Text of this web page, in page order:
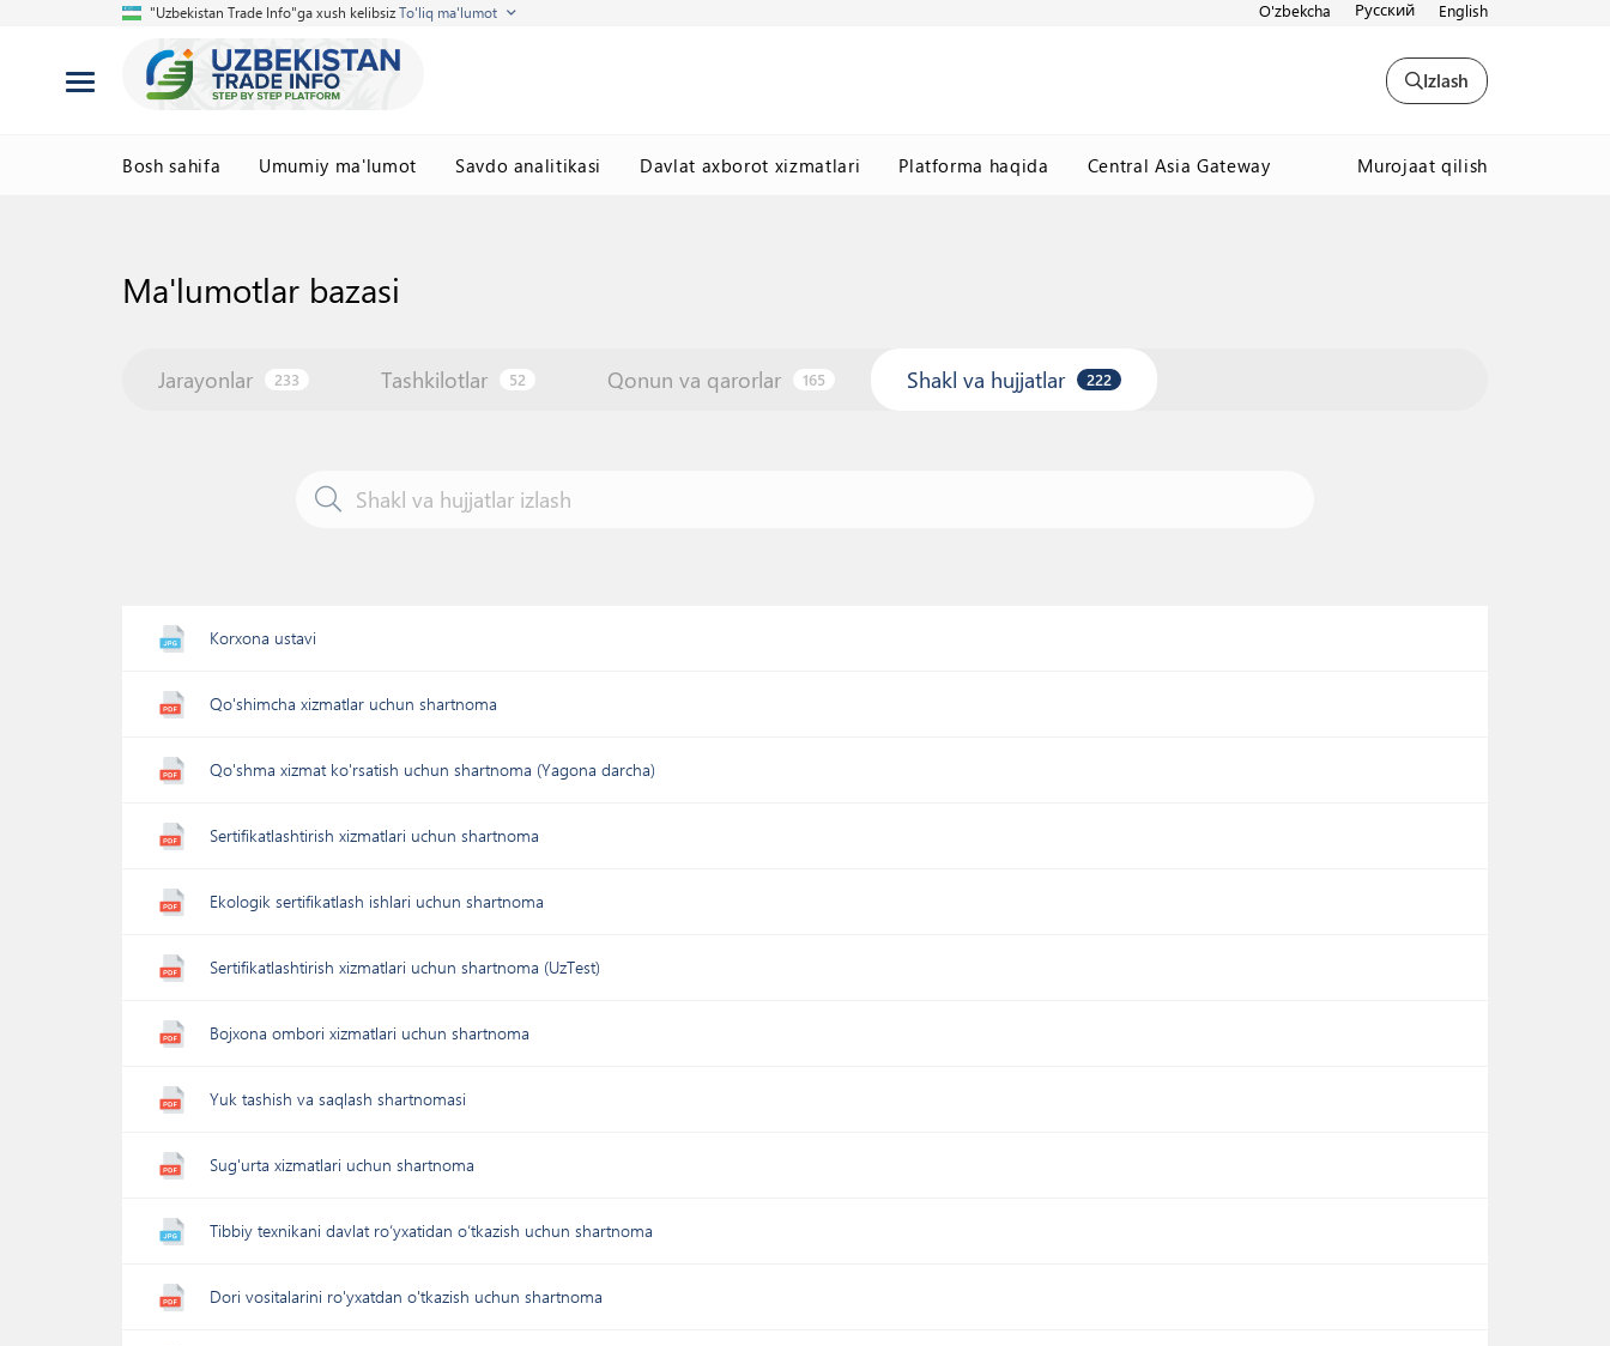
"Uzbekistan Trade Info"ga xush kelibsizTo'liq ma'lumot O'zbekcha Русский English
Izlash
Bosh sahifa Umumiy ma'lumot Savdo analitikasi Davlat axborot xizmatlari Platforma haqida Central Asia Gateway Murojaat qilish
Ma'lumotlar bazasi
Jarayonlar 233 Tashkilotlar 52 Qonun va qarorlar 165 Shakl va hujjatlar 222
Korxona ustavi
Qo'shimcha xizmatlar uchun shartnoma
Qo'shma xizmat ko'rsatish uchun shartnoma (Yagona darcha)
Sertifikatlashtirish xizmatlari uchun shartnoma
Ekologik sertifikatlash ishlari uchun shartnoma
Sertifikatlashtirish xizmatlari uchun shartnoma (UzTest)
Bojxona ombori xizmatlari uchun shartnoma
Yuk tashish va saqlash shartnomasi
Sug'urta xizmatlari uchun shartnoma
Tibbiy texnikani davlat ro‘yxatidan o‘tkazish uchun shartnoma
Dori vositalarini ro'yxatdan o'tkazish uchun shartnoma